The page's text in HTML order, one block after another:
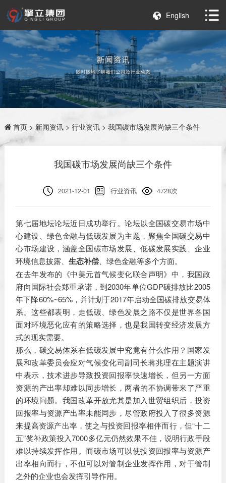
English
首页> 新闻资讯> 行业资讯> 我国碳市场发展尚缺三个条件
我国碳市场发展尚缺三个条件
2021-12-01 行业资讯 4728次
第七届地坛论坛近日成功举行。论坛以全国碳交易市场中
心建设、绿色金融与低碳发展为主题，聚焦全国碳交易中
心市场建设，涵盖全国碳市场发展、低碳发展实践、企业
环境信息披露、生态补偿 、绿色金融等多个方面。
在去年发布的《中美元首气候变化联合声明》中，我国政
府向国际社会郑重承诺，到2030年单位GDP碳排放比2005
年下降60%~65%，并计划于2017年启动全国碳排放交易体
系。这些都表明，走低碳、绿色发展之路不仅是世界各国
面对环境恶化应有的策略选择，也是我国转变经济发展方
式的现实需要。
那么，碳交易体系在低碳发展中究竟有什么作用？国家发
展和改革委员会应对气候变化司副司长蒋兆理在主题演讲
中表示，技术进步导致投资回报率快速增长，但另一方面
资源的产出率却难以同步增长，两者的不协调带来了严重
的环境问题。我国改革开放尤其是加入世贸组织后，投资
回报率与资源产出率未能同步，尽管政府投入了很多资源
来提高资源产出率，使之与投资回报率相伴而行，但“十二
五”奖补政策投入7000多亿元仍然效果不佳，说明行政手段
难以持续发挥作用。而碳市场可以使投资回报率与资源产
出率相向而行，不但可以对管制企业发挥作用，对于管制
之外的企业也会发挥引导作用。